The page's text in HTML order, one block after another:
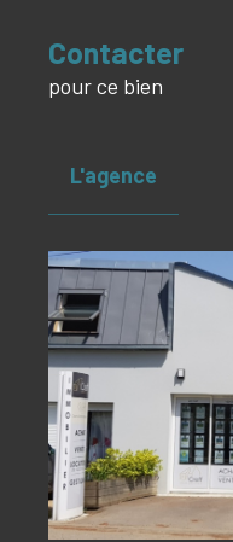
Contacter
pour ce bien
L'agence